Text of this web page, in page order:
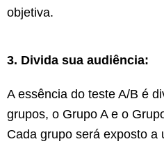
objetiva.
3. Divida sua audiência:
A essência do teste A/B é
grupos, o Grupo A e o
Cada grupo será exposto a